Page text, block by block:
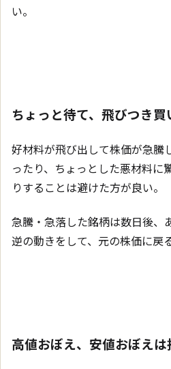
い。
ちょっと待て、飛びつき買
好材料が飛び出して株価が急騰
ったり、ちょっとした悪材料に
りすることは避けた方が良い。
急騰・急落した銘柄は数日後、
逆の動きをして、元の株価に戻
高値おぼえ、安値おぼえは